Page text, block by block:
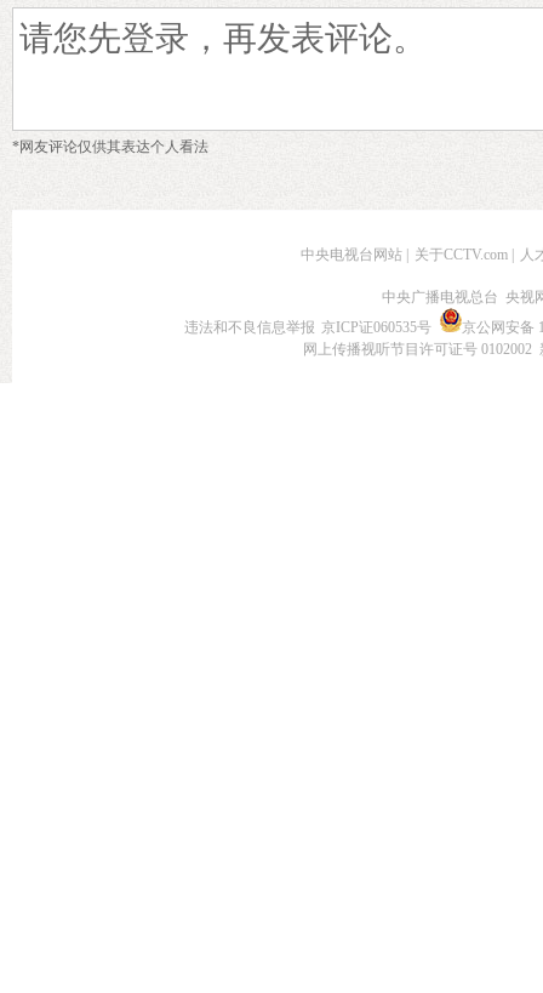
*网友评论仅供其表达个人看法
中央电视台网站 关于CCTV.com 人
中央广播电视总台 央视
违法和不良信息举报 京ICP证060535号
京公网安备
网上传播视听节目许可证号 0102002